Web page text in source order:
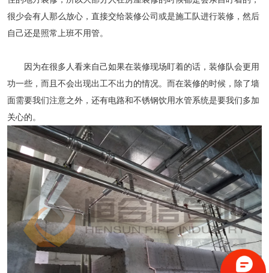
很少会有人那么放心，直接交给装修公司或是施工队进行装修，然后
自己还是照常上班不用管。
因为在很多人看来自己如果在装修现场盯着的话，装修队会更用
功一些，而且不会出现出工不出力的情况。而在装修的时候，除了墙
面需要我们注意之外，还有电路和不锈钢饮用水管系统是要我们多加
关心的。